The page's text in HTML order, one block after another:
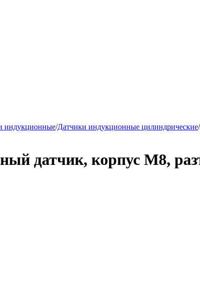
индукционные/Датчики индукционные цилиндрические/
датчик, корпус М8,